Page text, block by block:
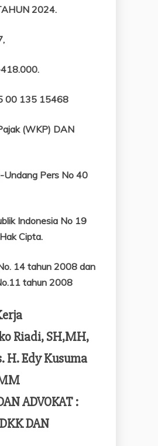
2024.
.
00 135 15468
(WKP) DAN
Undang Pers No 40
Indonesia No 19
Hak Cipta.
14 tahun 2008 dan
tahun 2008
Riadi, SH,MH,
H. Edy Kusuma
ADVOKAT :
DAN